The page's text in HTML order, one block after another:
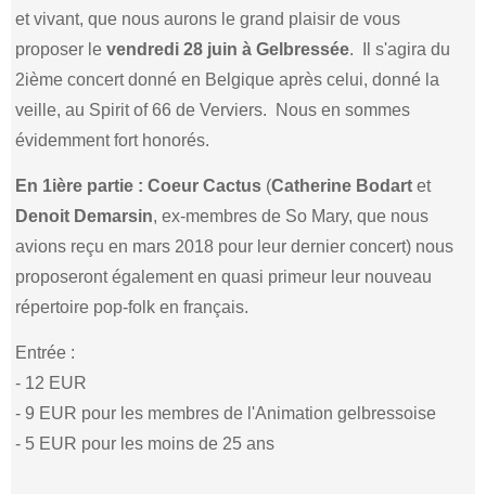
et vivant, que nous aurons le grand plaisir de vous
proposer levendredi 28 juin à Gelbressée. Il s'agira du
2ième concert donné en Belgique après celui, donné la
veille, au Spirit of 66 de Verviers. Nous en sommes
évidemment fort honorés.
En 1ière partie : Coeur Cactus (Catherine Bodart et
Denoit Demarsin, ex-membres de So Mary, que nous
avions reçu en mars 2018 pour leur dernier concert) nous
proposeront également en quasi primeur leur nouveau
répertoire pop-folk en français.
Entrée :
- 12 EUR
- 9 EUR pour les membres de l'Animation gelbressoise
- 5 EUR pour les moins de 25 ans